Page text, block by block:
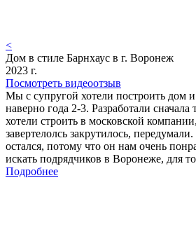
<
Дом в стиле Барнхаус в г. Воронеж
2023 г.
Посмотреть видеоотзыв
Мы с супругой хотели построить дом
наверно года 2-3. Разработали сначала
хотели строить в московской
завертелолсь закрутилось,
остался, потому что он нам очень
искать подрядчиков в Воронеже, для
Подробнее